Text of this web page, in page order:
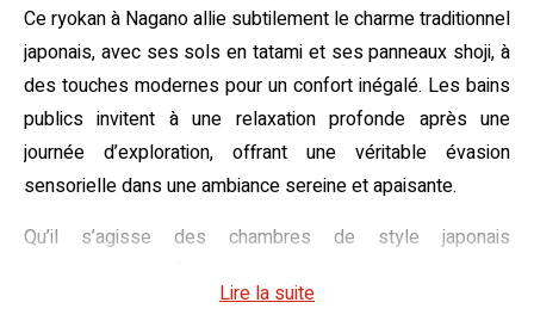
Ce ryokan à Nagano allie subtilement le charme traditionnel
japonais, avec ses sols en tatami et ses panneaux shoji, à
des touches modernes pour un confort inégalé. Les bains
publics invitent à une relaxation profonde après une
journée d’exploration, offrant une véritable évasion
sensorielle dans une ambiance sereine et apaisante.
Qu’il s’agisse des chambres de style japonais
jumeaux à la décoration minimaliste, chaque espace a été
Lire la suite